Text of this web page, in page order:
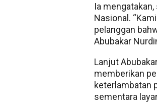
Ia
Nasional.
pelanggan
Abubakar
Lanjut
memberikan
keterlambatan
sementara